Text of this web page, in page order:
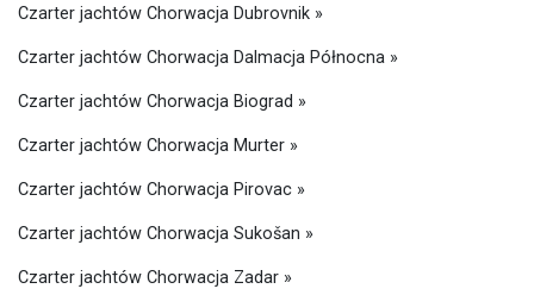
Czarter jachtów Chorwacja Dubrovnik »
Czarter jachtów Chorwacja Dalmacja Północna »
Czarter jachtów Chorwacja Biograd »
Czarter jachtów Chorwacja Murter »
Czarter jachtów Chorwacja Pirovac »
Czarter jachtów Chorwacja Sukošan »
Czarter jachtów Chorwacja Zadar »